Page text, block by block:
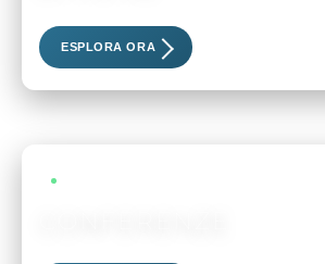
ESPLORA ORA